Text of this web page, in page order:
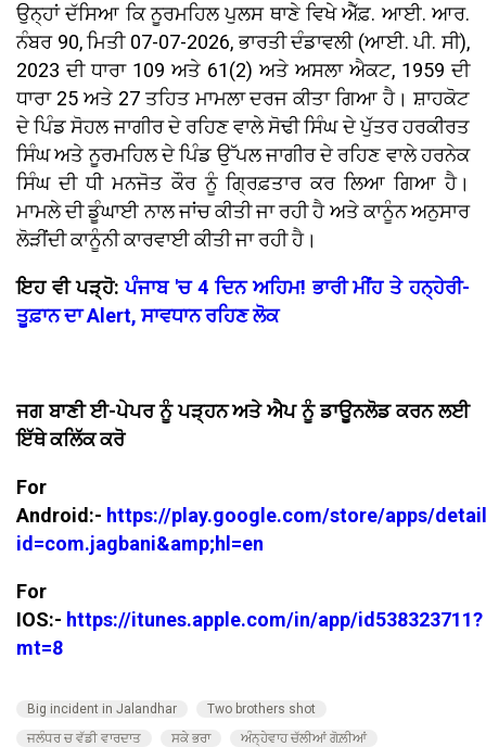
ਉਨ੍ਹਾਂ ਦੱਸਿਆ ਕਿ ਨੂਰਮਹਿਲ ਪੁਲਸ ਥਾਣੇ ਵਿਖੇ ਐੱਫ਼. ਆਈ. ਆਰ.
ਨੰਬਰ 90, ਮਿਤੀ 07-07-2026, ਭਾਰਤੀ ਦੰਡਾਵਲੀ (ਆਈ. ਪੀ. ਸੀ),
2023 ਦੀ ਧਾਰਾ 109 ਅਤੇ 61(2) ਅਤੇ ਅਸਲਾ ਐਕਟ, 1959 ਦੀ
ਧਾਰਾ 25 ਅਤੇ 27 ਤਹਿਤ ਮਾਮਲਾ ਦਰਜ ਕੀਤਾ ਗਿਆ ਹੈ। ਸ਼ਾਹਕੋਟ
ਦੇ ਪਿੰਡ ਸੋਹਲ ਜਾਗੀਰ ਦੇ ਰਹਿਣ ਵਾਲੇ ਸੋਢੀ ਸਿੰਘ ਦੇ ਪੁੱਤਰ ਹਰਕੀਰਤ
ਸਿੰਘ ਅਤੇ ਨੂਰਮਹਿਲ ਦੇ ਪਿੰਡ ਉੱਪਲ ਜਾਗੀਰ ਦੇ ਰਹਿਣ ਵਾਲੇ ਹਰਨੇਕ
ਸਿੰਘ ਦੀ ਧੀ ਮਨਜੋਤ ਕੌਰ ਨੂੰ ਗ੍ਰਿਫ਼ਤਾਰ ਕਰ ਲਿਆ ਗਿਆ ਹੈ।
ਮਾਮਲੇ ਦੀ ਡੂੰਘਾਈ ਨਾਲ ਜਾਂਚ ਕੀਤੀ ਜਾ ਰਹੀ ਹੈ ਅਤੇ ਕਾਨੂੰਨ ਅਨੁਸਾਰ
ਲੋੜੀਂਦੀ ਕਾਨੂੰਨੀ ਕਾਰਵਾਈ ਕੀਤੀ ਜਾ ਰਹੀ ਹੈ।
ਇਹ ਵੀ ਪੜ੍ਹੋ:ਪੰਜਾਬ 'ਚ 4 ਦਿਨ ਅਹਿਮ! ਭਾਰੀ ਮੀਂਹ ਤੇ ਹਨ੍ਹੇਰੀ-
ਤੂਫ਼ਾਨ ਦਾ Alert, ਸਾਵਧਾਨ ਰਹਿਣ ਲੋਕ
ਜਗ ਬਾਣੀ ਈ-ਪੇਪਰ ਨੂੰ ਪੜ੍ਹਨ ਅਤੇ ਐਪ ਨੂੰ ਡਾਊਨਲੋਡ ਕਰਨ ਲਈ
ਇੱਥੇ ਕਲਿੱਕ ਕਰੋ
For
Android:- https://play.google.com/store/apps/
id=com.jagbani&amp;hl=en
For
IOS:- https://itunes.apple.com/in/app/id538323711?
mt=8
Big incident in Jalandhar
Two brothers shot
ਜਲੰਧਰ ਚ ਵੱਡੀ ਵਾਰਦਾਤ
ਸਕੇ ਭਰਾ ਅੰਨ੍ਹੇਵਾਹ ਚੱਲੀਆਂ ਗੋਲ਼ੀਆਂ